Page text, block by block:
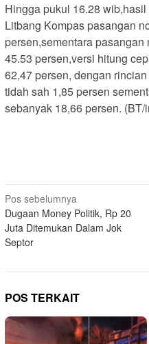
Hingga pukul 16.28
Litbang Kompas pasangan
persen,sementara
45.53 persen,versi hitung
62,47 persen, dengan
tidah sah 1,85 persen
sebanyak 18,66 persen. (BT/
Navigasi
pos
Pos sebelumnya
Dugaan Money Politik, Rp 20
Juta Ditemukan Dalam Jok
Septor
POS TERKAIT